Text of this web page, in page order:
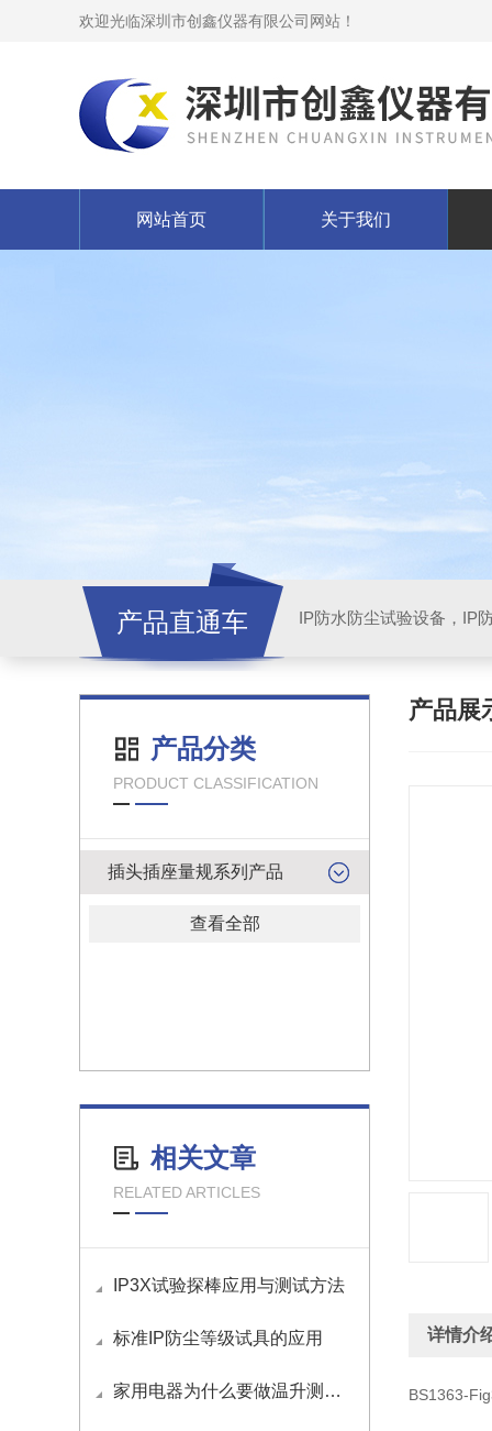
欢迎光临深圳市创鑫仪器有限公司网站！
网站首页 关于我们
产品直通车
产品分类
PRODUCT CLASSIFICATION
插头插座量规系列产品
查看全部
相关文章
RELATED ARTICLES
IP3X试验探棒应用与测试方法
标准IP防尘等级试具的应用
家用电器为什么要做温升测试？
产品展
详情介
BS1363-